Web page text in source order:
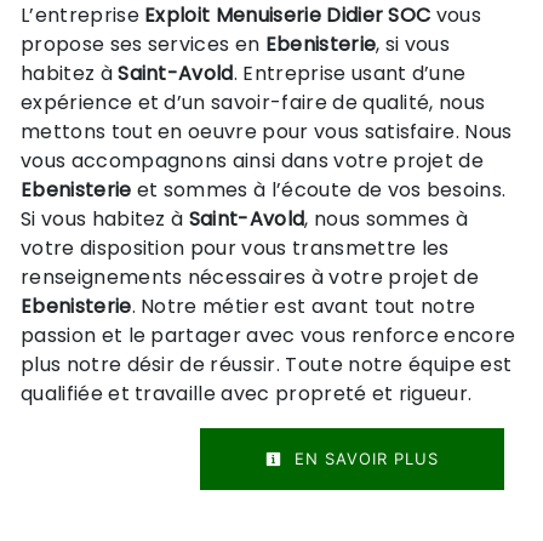
L’entreprise Exploit Menuiserie Didier SOC vous
propose ses services en Ebenisterie, si vous
habitez àSaint-Avold. Entreprise usant d’une
expérience et d’un savoir-faire de qualité, nous
mettons tout en oeuvre pour vous satisfaire. Nous
vous accompagnons ainsi dans votre projet de
Ebenisterie et sommes à l’écoute de vos besoins.
Si vous habitez à Saint-Avold, nous sommes à
votre disposition pour vous transmettre les
renseignements nécessaires à votre projet de
Ebenisterie. Notre métier est avant tout notre
passion et le partager avec vous renforce encore
plus notre désir de réussir. Toute notre équipe est
qualifiée et travaille avec propreté et rigueur.
EN SAVOIR PLUS